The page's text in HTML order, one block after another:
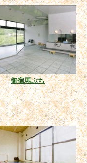
御宿馬ぶち